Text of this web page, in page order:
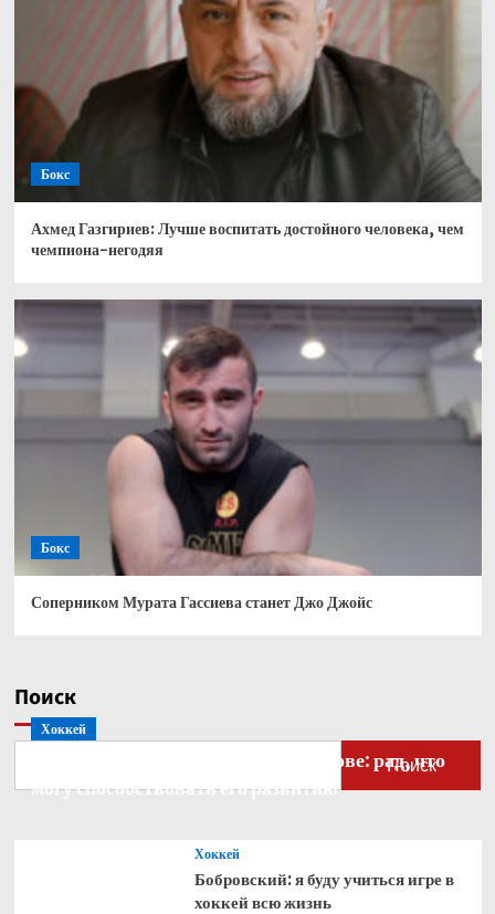
Бокс
Ахмед Газгириев: Лучше воспитать достойного человека, чем
чемпиона-негодяя
Бокс
Соперником Мурата Гассиева станет Джо Джойс
Поиск
Поиск
Хоккей
Бобровский — о голкипере Ахтямове: рад, что
могу способствовать его развитию
Хоккей
Бобровский: я буду учиться игре в
хоккей всю жизнь